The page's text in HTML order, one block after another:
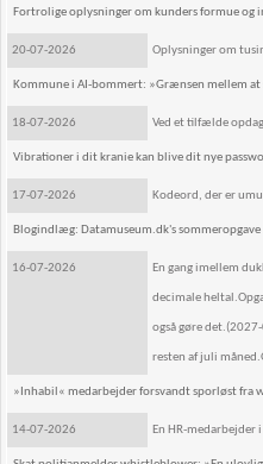
Fortrolige oplysninger om kunders formue og
20-07-2026 Oplysninger om
Kommune i AI-bommert: »Grænsen mellem
18-07-2026 Ved et tilfælde
Vibrationer i dit kranie kan blive dit nye
17-07-2026 Kodeord, der er
Blogindlæg: Datamuseum.dk's sommeropgave
16-07-2026 En gang imellem
decimale
også gøre
resten af juli
»Inhabil« medarbejder forsvandt sporløst fra
14-07-2026 En HR-